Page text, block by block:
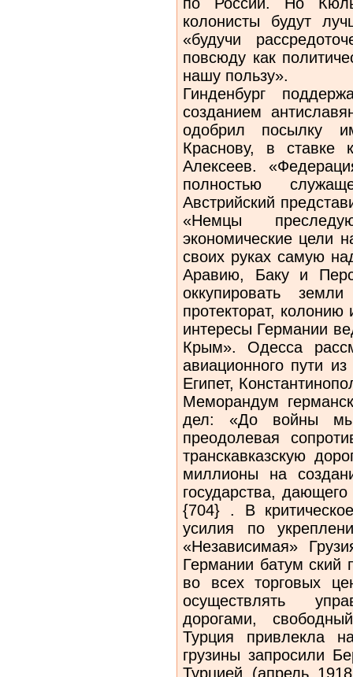
колонисты будут
«будучи
повсюду как
нашу пользу».
Гинденбург
созданием
одобрил посылку
Краснову, в ставке
Алексеев.
полностью
Австрийский
«Немцы
экономические цели
своих руках самую
Аравию, Баку и
оккупировать
протекторат,
интересы Германии
Крым». Одесса
авиационного пути
Египет,
Меморандум
дел: «До войны мы
преодолевая
транскавказскую
миллионы на
государства,
{704} . В
усилия по
«Независимая»
Германии батум ский
во всех торговых
осуществлять
дорогами,
Турция привлекла
грузины запросили
Турцией (апрель